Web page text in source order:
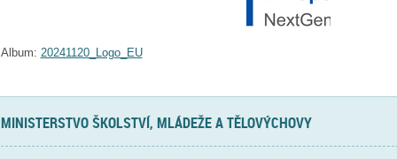
Album: 20241120_Logo_EU
MINISTERSTVO ŠKOLSTVÍ, MLÁDEŽE A TĚLOVÝCHOVY